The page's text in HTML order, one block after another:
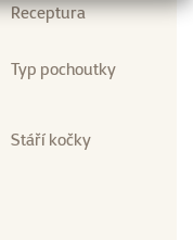
Receptura
Typ pochoutky
Stáří kočky